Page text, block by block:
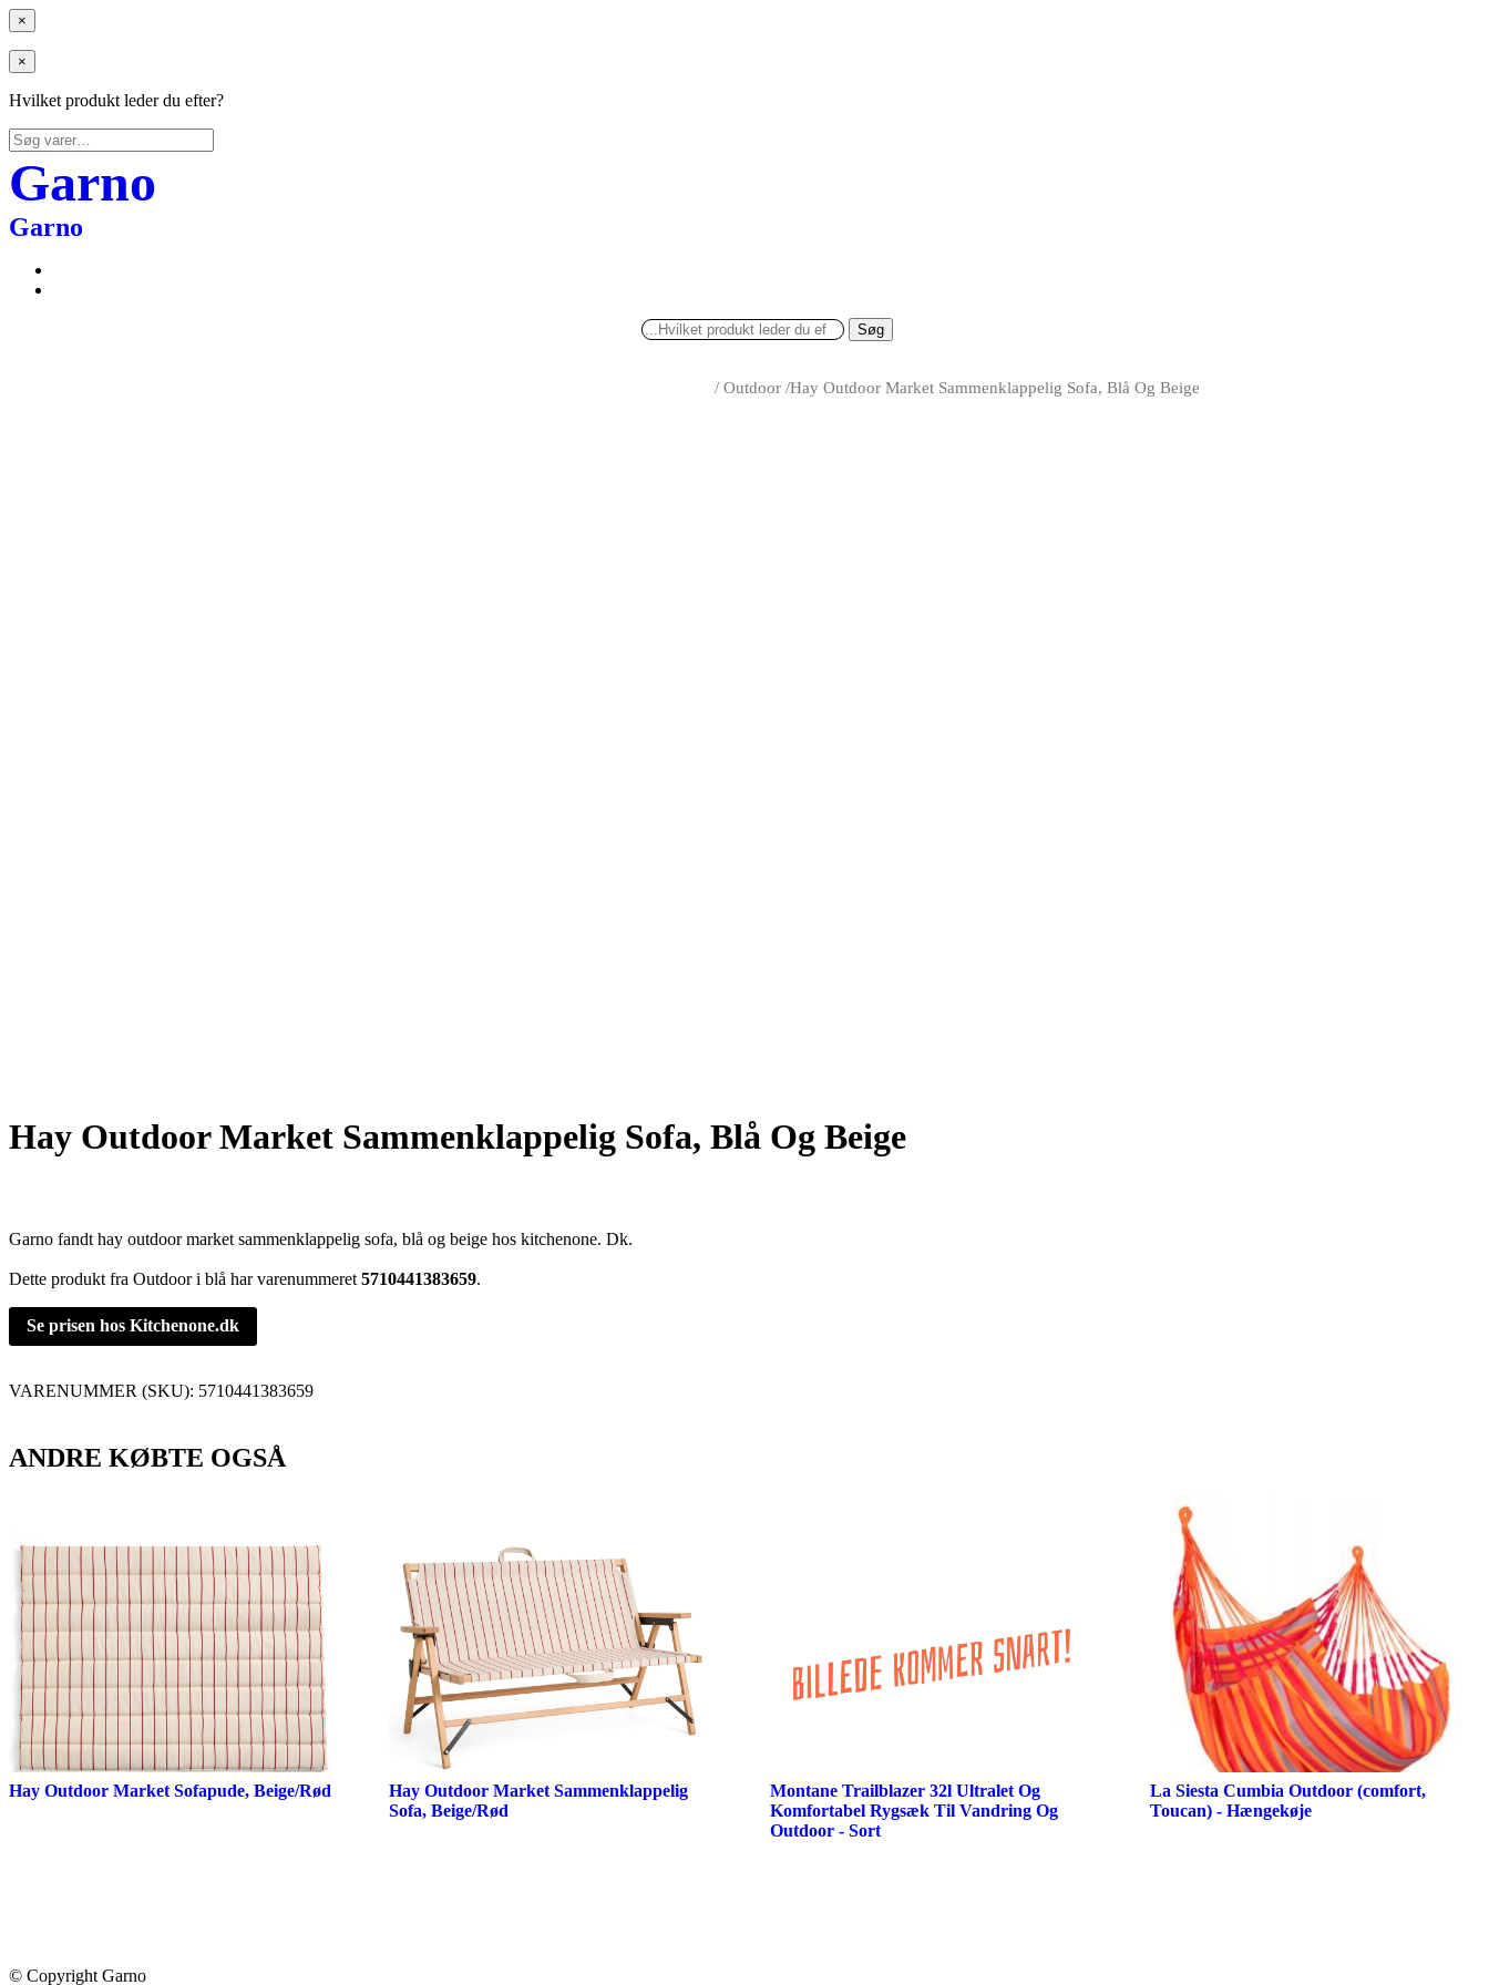
×
×
Hvilket produkt leder du efter?
Søg
efter:
Garno
Garno
Søg
/ Outdoor /Hay Outdoor Market Sammenklappelig Sofa, Blå Og Beige
Hay Outdoor Market Sammenklappelig Sofa, Blå Og Beige
Garno fandt hay outdoor market sammenklappelig sofa, blå og beige hos kitchenone. Dk.
Dette produkt fra Outdoor i blå har varenummeret 5710441383659.
Se prisen hos Kitchenone.dk
VARENUMMER (SKU): 5710441383659
ANDRE KØBTE OGSÅ
Hay Outdoor Market Sofapude, Beige/Rød
Hay Outdoor Market Sammenklappelig
Sofa, Beige/Rød
Montane Trailblazer 32l Ultralet Og
Komfortabel Rygsæk Til Vandring Og
Outdoor - Sort
La Siesta Cumbia Outdoor (comfort,
Toucan) - Hængekøje
© Copyright Garno